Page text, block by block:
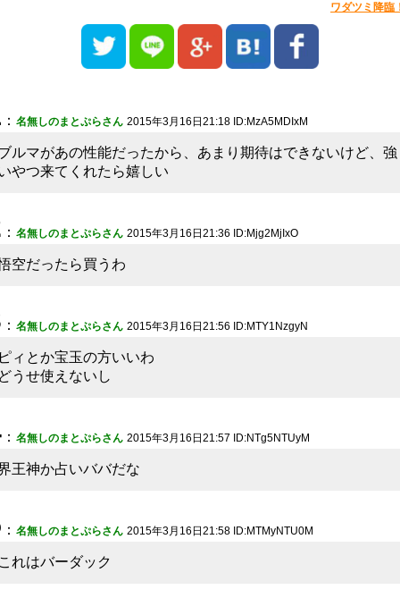
ワダツミ降臨！
： 名無しのまとぷらさん 2015年3月16日21:18 ID:MzA5MDIxM
ルマがあの性能だったから、あまり期待はできないけど、強
やつ来てくれたら嬉しい
： 名無しのまとぷらさん 2015年3月16日21:36 ID:Mjg2MjIxO
空だったら買うわ
： 名無しのまとぷらさん 2015年3月16日21:56 ID:MTY1NzgyN
ィとか宝玉の方いいわ
うせ使えないし
： 名無しのまとぷらさん 2015年3月16日21:57 ID:NTg5NTUyM
王神か占いババだな
： 名無しのまとぷらさん 2015年3月16日21:58 ID:MTMyNTU0M
れはバーダック